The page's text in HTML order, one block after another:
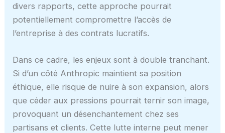
divers rapports, cette approche pourrait
potentiellement compromettre l’accès de
l’entreprise à des contrats lucratifs.
Dans ce cadre, les enjeux sont à double tranchant.
Si d’un côté Anthropic maintient sa position
éthique, elle risque de nuire à son expansion, alors
que céder aux pressions pourrait ternir son image,
provoquant un désenchantement chez ses
partisans et clients. Cette lutte interne peut mener